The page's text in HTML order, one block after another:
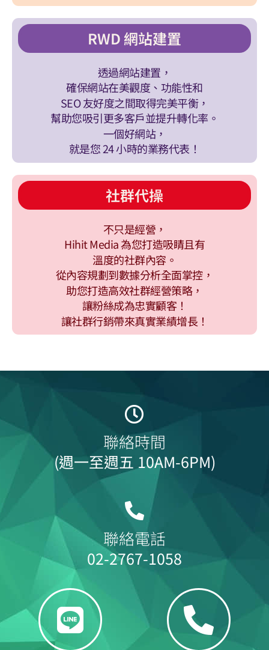
RWD 網站建置
透過網站建置，
確保網站在美觀度、功能性和
SEO 友好度之間取得完美平衡，
幫助您吸引更多客戶並提升轉化率。
一個好網站，
就是您 24 小時的業務代表！
社群代操
不只是經營，
Hihit Media 為您打造吸睛且有
溫度的社群內容。
從內容規劃到數據分析全面掌控，
助您打造高效社群經營策略，
讓粉絲成為忠實顧客！
讓社群行銷帶來真實業績增長！
聯絡時間
(週一至週五 10AM-6PM)
聯絡電話
02-2767-1058